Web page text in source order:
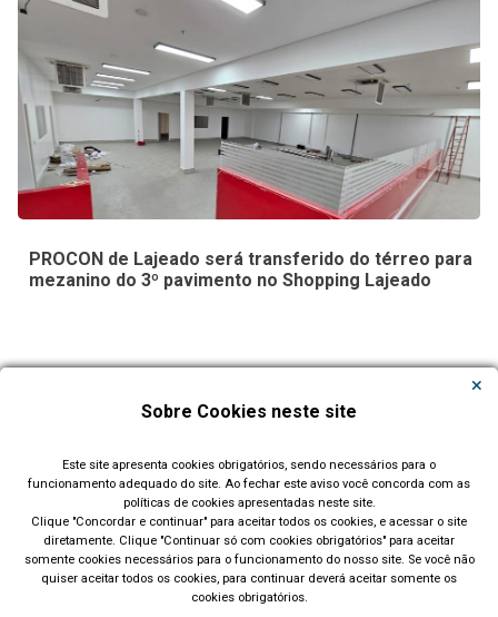
PROCON de Lajeado será transferido do térreo para
mezanino do 3º pavimento no Shopping Lajeado
Todas as Notícias
Sobre Cookies neste site
Este site apresenta cookies obrigatórios, sendo necessários para o
funcionamento adequado do site. Ao fechar este aviso você concorda com as
políticas de cookies apresentadas neste site.
Clique "Concordar e continuar" para aceitar todos os cookies, e acessar o site
diretamente. Clique "Continuar só com cookies obrigatórios" para aceitar
somente cookies necessários para o funcionamento do nosso site. Se você não
quiser aceitar todos os cookies, para continuar deverá aceitar somente os
cookies obrigatórios.
Prefeitura Municipal de Lajeado (RS)